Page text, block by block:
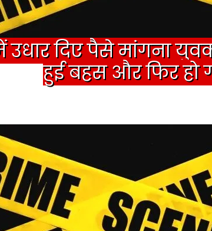
उधार दिए पैसे मांगना
हुई बहस और फिर हो